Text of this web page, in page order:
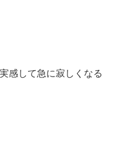
感して急に寂しくなる